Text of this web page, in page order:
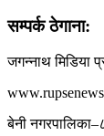
सम्पर्क ठेगाना:
जगन्नाथ मिडिया
बेनी